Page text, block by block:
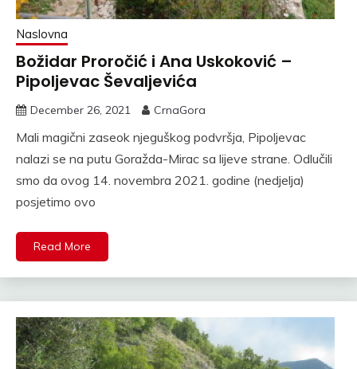
Naslovna
Božidar Proročić i Ana Uskoković –
Pipoljevac Ševaljevića
December 26, 2021 CrnaGora
Mali magični zaseok njeguškog podvršja, Pipoljevac
nalazi se na putu Goražda-Mirac sa lijeve strane. Odlučili
smo da ovog 14. novembra 2021. godine (nedjelja)
posjetimo ovo
Read More